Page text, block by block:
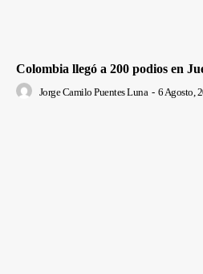
Colombia llegó a 200 podios en
Jorge Camilo Puentes Luna - 6 Agosto,